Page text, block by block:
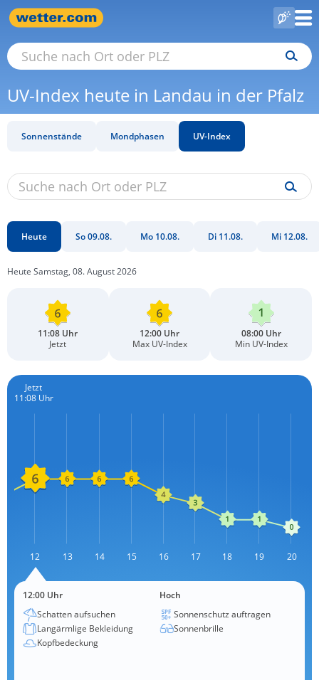
UV-Index heute in Landau in der Pfalz
Sonnenstände Mondphasen UV-Index
Heute So 09.08. Mo 10.08. Di 11.08. Mi 12.08.
Heute Samstag, 08. August 2026
11:08 Uhr
Jetzt
12:00 Uhr
Max UV-Index
08:00 Uhr
Min UV-Index
Jetzt
11:08 Uhr
12 13 14 15 16 17 18 19 20
12:00 Uhr
Schatten aufsuchen
Langärmlige Bekleidung
Kopfbedeckung
Hoch
Sonnenschutz auftragen
Sonnenbrille